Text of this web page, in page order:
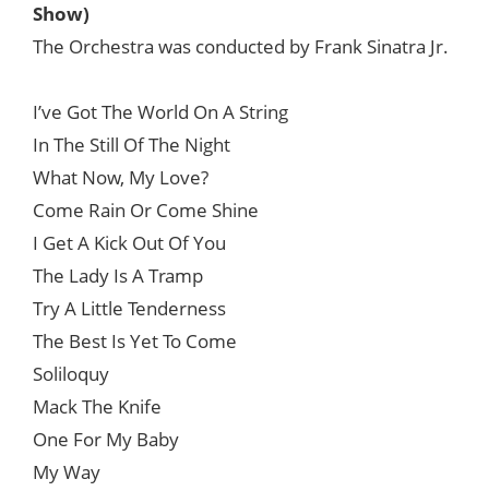
Show)
The Orchestra was conducted by Frank Sinatra Jr.
I’ve Got The World On A String
In The Still Of The Night
What Now, My Love?
Come Rain Or Come Shine
I Get A Kick Out Of You
The Lady Is A Tramp
Try A Little Tenderness
The Best Is Yet To Come
Soliloquy
Mack The Knife
One For My Baby
My Way